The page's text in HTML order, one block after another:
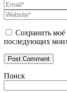
Сохранить моё
последующих
Поиск